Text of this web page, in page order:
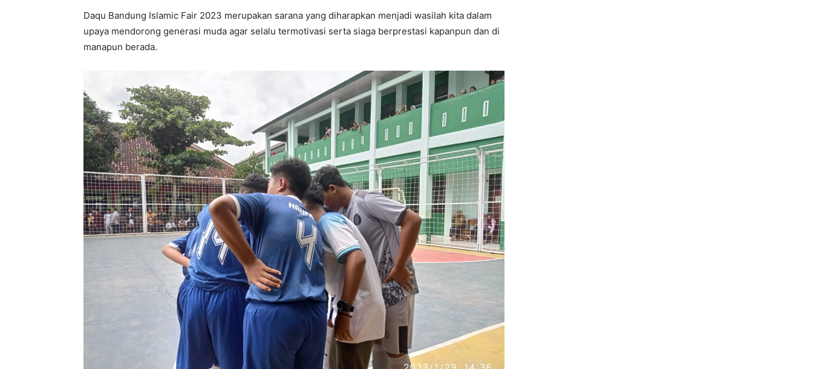
Daqu Bandung Islamic Fair 2023 merupakan sarana yang diharapkan menjadi wasilah kita dalam
upaya mendorong generasi muda agar selalu termotivasi serta siaga berprestasi kapanpun dan di
manapun berada.